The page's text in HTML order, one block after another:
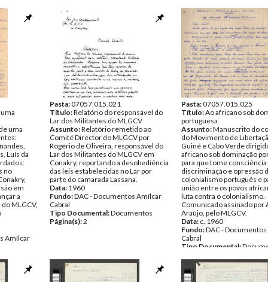
Tipo Documental:
Página(s):6
uma
Luís da
no
em
a
MLGCV,
Amílcar
Pasta:07057.015.021
Título:Relatório do responsável do
Lar dos Militantes do MLGCV
Assunto:Relatório remetido ao
Comité Director do MLGCV por
Rogério de Oliveira, responsável do
Lar dos Militantes do MLGCV em
Conakry, reportando a desobediência
das leis estabelecidas no Lar por
parte do camarada Lassana.
Data: 1960
Fundo:DAC - Documentos Amílcar
Cabral
Tipo Documental:Documentos
Página(s):2
Pasta:07057.015.025
Título:Ao africano sob
portuguesa
Assunto:Manuscrito do
do Movimento de
Guiné e Cabo Verde
africano sob dominação
para que tome consciência
discriminação e opressão
colonialismo português e
união entre os povos
luta contra o colonialismo.
Comunicado assinado por
Araújo, pelo MLGCV.
Data: c. 1960
Fundo:DAC -
Cabral
Tipo Documental: